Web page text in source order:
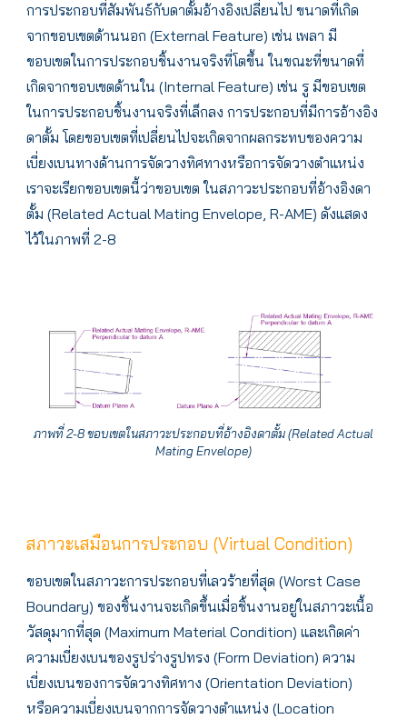
การประกอบที่สัมพันธ์กับดาตั้มอ้างอิงเปลี่ยนไป ขนาดที่เกิด
จากขอบเขตด้านนอก (External Feature) เช่น เพลา มี
ขอบเขตในการประกอบชิ้นงานจริงที่โตขึ้น ในขณะที่ขนาดที่
เกิดจากขอบเขตด้านใน (Internal Feature) เช่น รู มีขอบเขต
ในการประกอบชิ้นงานจริงที่เล็กลง การประกอบที่มีการอ้างอิง
ดาตั้ม โดยขอบเขตที่เปลี่ยนไปจะเกิดจากผลกระทบของความ
เบี่ยงเบนทางด้านการจัดวางทิศทางหรือการจัดวางตำแหน่ง
เราจะเรียกขอบเขตนี้ว่าขอบเขต ในสภาวะประกอบที่อ้างอิงดา
ตั้ม (Related Actual Mating Envelope, R-AME) ดังแสดง
ไว้ในภาพที่ 2-8
ภาพที่ 2-8 ขอบเขตในสภาวะประกอบที่อ้างอิงดาตั้ม (Related Actual
Mating Envelope)
สภาวะเสมือนการประกอบ (Virtual Condition)
ขอบเขตในสภาวะการประกอบที่เลวร้ายที่สุด (Worst Case
Boundary) ของชิ้นงานจะเกิดขึ้นเมื่อชิ้นงานอยู่ในสภาวะเนื้อ
วัสดุมากที่สุด (Maximum Material Condition) และเกิดค่า
ความเบี่ยงเบนของรูปร่างรูปทรง (Form Deviation) ความ
เบี่ยงเบนของการจัดวางทิศทาง (Orientation Deviation)
หรือความเบี่ยงเบนจากการจัดวางตำแหน่ง (Location